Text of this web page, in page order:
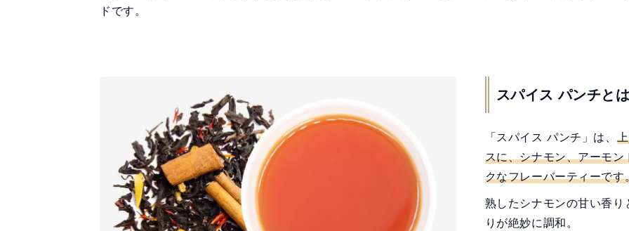
ドです。
スパイス パンチと
「スパイス パンチ」は、
スに、シナモン、アーモ
クなフレーバーティーです
熟したシナモンの甘い香
りが絶妙に調和。